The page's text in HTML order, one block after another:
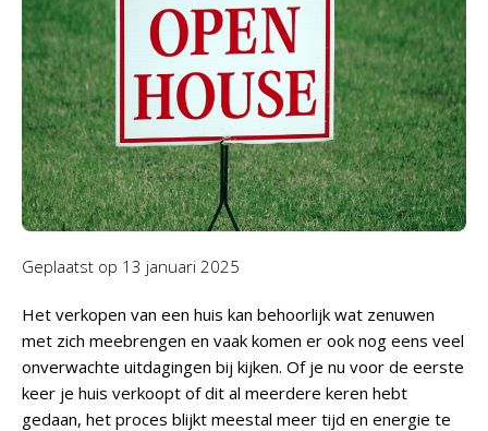
Geplaatst op 13 januari 2025
Het verkopen van een huis kan behoorlijk wat zenuwen
met zich meebrengen en vaak komen er ook nog eens veel
onverwachte uitdagingen bij kijken. Of je nu voor de eerste
keer je huis verkoopt of dit al meerdere keren hebt
gedaan, het proces blijkt meestal meer tijd en energie te